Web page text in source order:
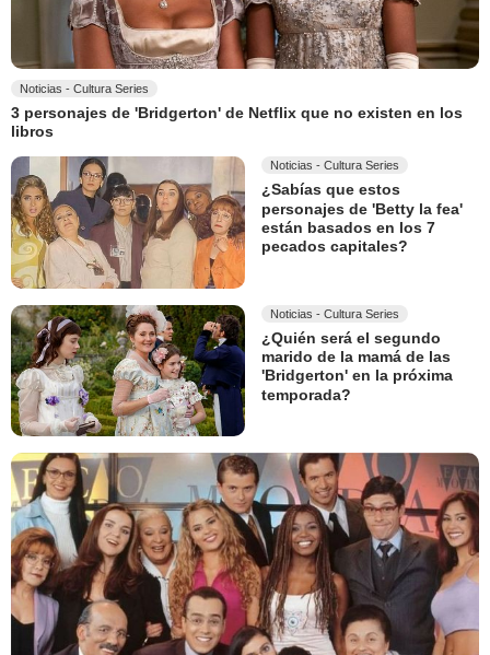
Noticias - Cultura Series
3 personajes de 'Bridgerton' de Netflix que no existen en los
libros
Noticias - Cultura Series
¿Sabías que estos
personajes de 'Betty la fea'
están basados en los 7
pecados capitales?
Noticias - Cultura Series
¿Quién será el segundo
marido de la mamá de las
'Bridgerton' en la próxima
temporada?